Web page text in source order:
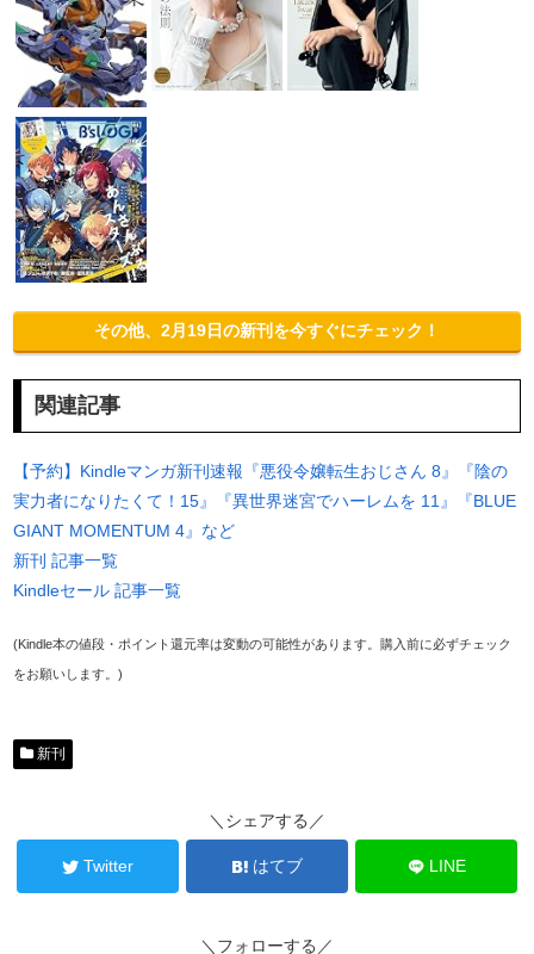
その他、2月19日の新刊を今すぐにチェック！
関連記事
【予約】Kindleマンガ新刊速報『悪役令嬢転生おじさん 8』『陰の
実力者になりたくて！15』『異世界迷宮でハーレムを 11』『BLUE
GIANT MOMENTUM 4』など
新刊 記事一覧
Kindleセール 記事一覧
(Kindle本の値段・ポイント還元率は変動の可能性があります。購入前に必ずチェック
をお願いします。)
新刊
＼シェアする／
Twitter はてブ LINE
＼フォローする／